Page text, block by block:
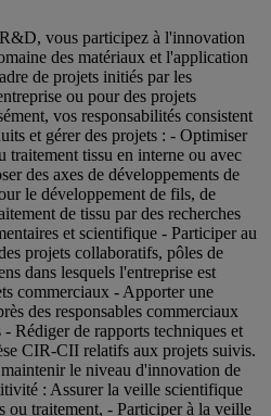
vous participez à l'innovation
des matériaux et l'application
de projets initiés par les
ou pour des projets
vos responsabilités consistent
et gérer des projets : - Optimiser
traitement tissu en interne ou avec
des axes de développements de
le développement de fils, de
de tissu par des recherches
et scientifique - Participer au
projets collaboratifs, pôles de
dans lesquels l'entreprise est
commerciaux - Apporter une
des responsables commerciaux
Rédiger de rapports techniques et
CIR-CII relatifs aux projets suivis.
le niveau d'innovation de
: Assurer la veille scientifique
ou traitement, - Participer à la veille